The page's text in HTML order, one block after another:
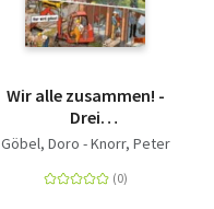
Wir alle zusammen! -
Drei
Wimmelgeschichten in
Zuhause, Hier wird
Göbel, Doro - Knorr, Peter